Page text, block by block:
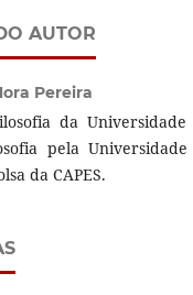
AUTOR
Pereira
da
pela
da CAPES.